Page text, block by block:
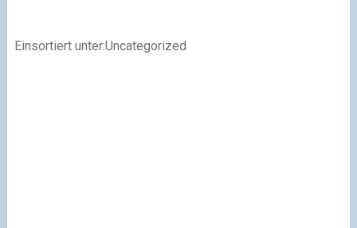
Einsortiert unter:Uncategorized